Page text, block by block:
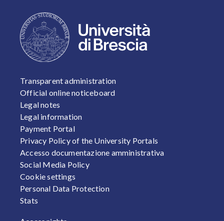
FOOTER 1
Transparent administration
Official online noticeboard
Legal notes
Legal information
Payment Portal
Privacy Policy of the University Portals
Accesso documentazione amministrativa
Social Media Policy
Cookie settings
Personal Data Protection
Stats